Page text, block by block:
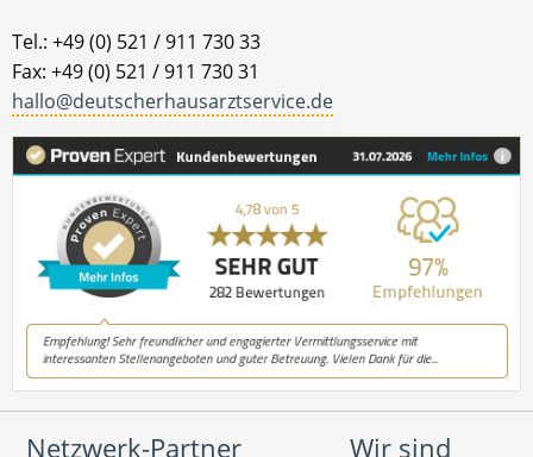
Tel.: +49 (0) 521 / 911 730 33
Fax: +49 (0) 521 / 911 730 31
hallo@deutscherhausarztservice.de
Netzwerk-Partner Wir sind